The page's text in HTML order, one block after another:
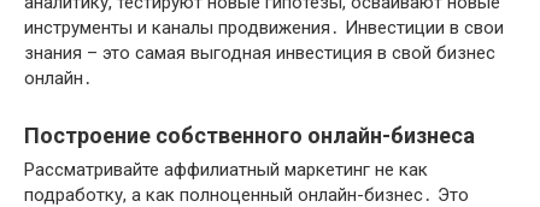
инструменты и каналы продвижения․ Инвестиции в свои
знания – это самая выгодная инвестиция в свой бизнес
онлайн․
Построение собственного онлайн-бизнеса
Рассматривайте аффилиатный маркетинг не как
подработку, а как полноценный онлайн-бизнес․ Это